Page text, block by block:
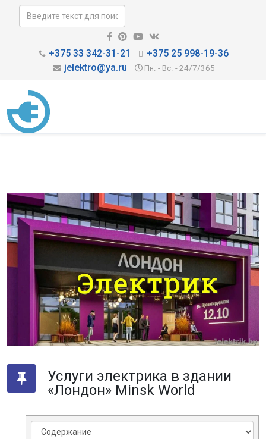
+375 33 342-31-21
+375 25 998-19-36
jelektro@ya.ru
Пн. - Вс. - 24/7/365
Услуги электрика в здании
«Лондон» Minsk World